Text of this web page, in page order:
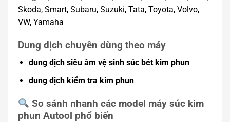
Skoda, Smart, Subaru, Suzuki, Tata, Toyota, Volvo,
VW, Yamaha
Dung dịch chuyên dùng theo máy
dung dịch siêu âm vệ sinh súc bét kim phun
dung dịch kiểm tra kim phun
So sánh nhanh các model máy súc kim
phun Autool phổ biến